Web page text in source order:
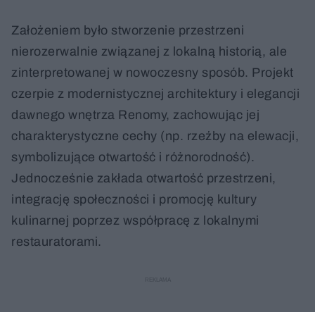
Założeniem było stworzenie przestrzeni
nierozerwalnie związanej z lokalną historią, ale
zinterpretowanej w nowoczesny sposób. Projekt
czerpie z modernistycznej architektury i elegancji
dawnego wnętrza Renomy, zachowując jej
charakterystyczne cechy (np. rzeźby na elewacji,
symbolizujące otwartość i różnorodność).
Jednocześnie zakłada otwartość przestrzeni,
integrację społeczności i promocję kultury
kulinarnej poprzez współpracę z lokalnymi
restauratorami.